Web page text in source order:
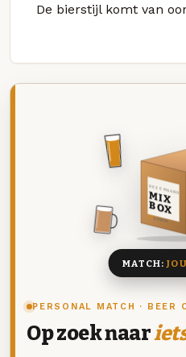
De bierstijl komt van
PERSONAL MATCH · BEER
Op zoek naar
DEZE MAAND
MIX
BOX
8 BIEREN
MATCH: